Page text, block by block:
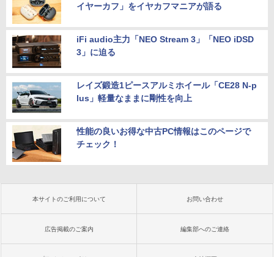
イヤーカフ」をイヤカフマニアが語る
iFi audio主力「NEO Stream 3」「NEO iDSD
3」に迫る
レイズ鍛造1ピースアルミホイール「CE28 N-p
lus」軽量なままに剛性を向上
性能の良いお得な中古PC情報はこのページで
チェック！
本サイトのご利用について お問い合わせ
広告掲載のご案内 編集部へのご連絡